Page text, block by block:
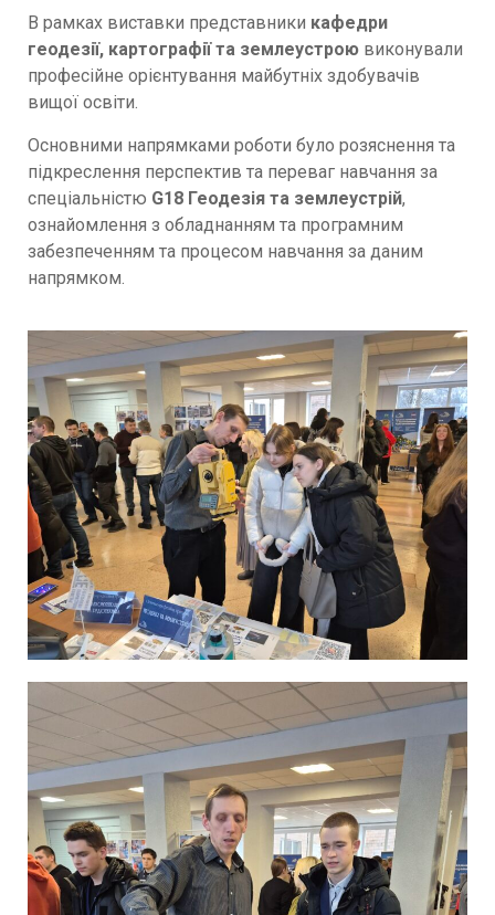
В рамках виставки представники кафедри
геодезії, картографії та землеустрою виконували
професійне орієнтування майбутніх здобувачів
вищої освіти.
Основними напрямками роботи було розяснення та
підкреслення перспектив та переваг навчання за
спеціальністю G18 Геодезія та землеустрій,
ознайомлення з обладнанням та програмним
забезпеченням та процесом навчання за даним
напрямком.